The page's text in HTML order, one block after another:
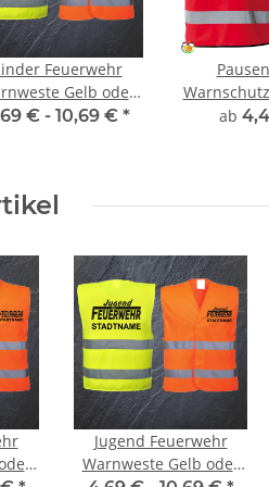
Feuerwehr
Gelb oder
Orange #4
€ - 10,69 € * ab
Jugend Feuerwehr
Warnweste Gelb oder